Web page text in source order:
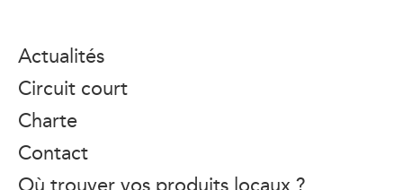
Actualités
Circuit court
Charte
Contact